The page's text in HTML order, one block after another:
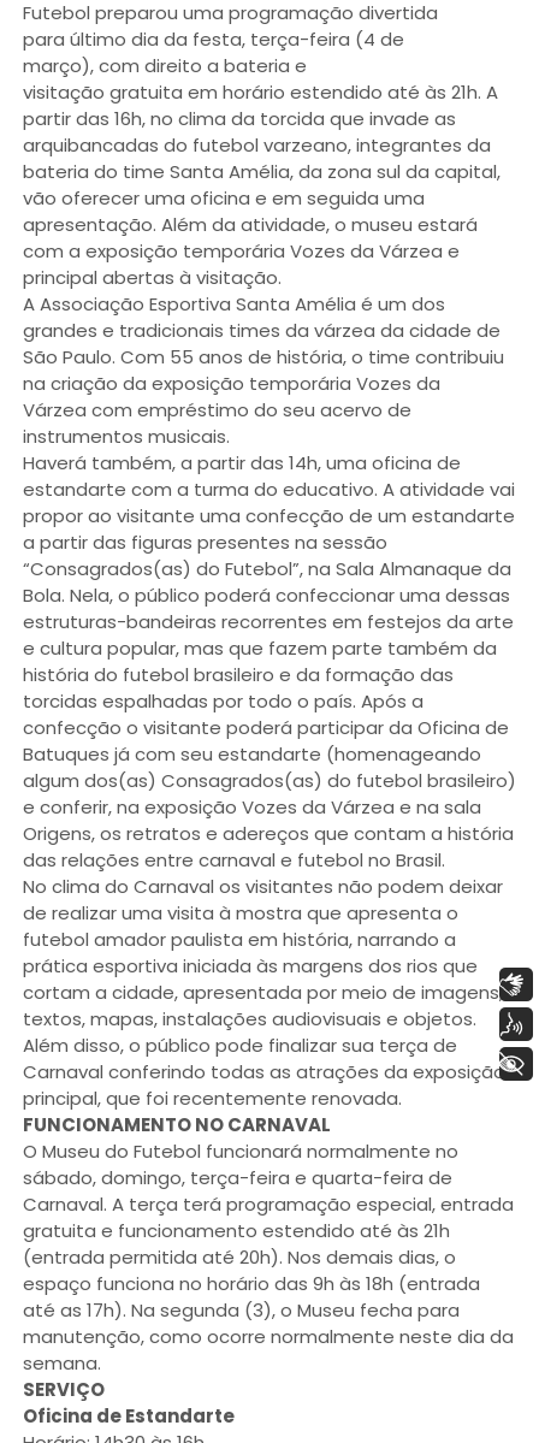
Futebol preparou uma programação divertida
para último dia da festa, terça-feira (4 de
março), com direito a bateria e
visitação gratuita em horário estendido até às 21h. A
partir das 16h, no clima da torcida que invade as
arquibancadas do futebol varzeano, integrantes da
bateria do time Santa Amélia, da zona sul da capital,
vão oferecer uma oficina e em seguida uma
apresentação. Além da atividade, o museu estará
com a exposição temporária Vozes da Várzea e
principal abertas à visitação.
A Associação Esportiva Santa Amélia é um dos
grandes e tradicionais times da várzea da cidade de
São Paulo. Com 55 anos de história, o time contribuiu
na criação da exposição temporária Vozes da
Várzea com empréstimo do seu acervo de
instrumentos musicais.
Haverá também, a partir das 14h, uma oficina de
estandarte com a turma do educativo. A atividade vai
propor ao visitante uma confecção de um estandarte
a partir das figuras presentes na sessão
“Consagrados(as) do Futebol”, na Sala Almanaque da
Bola. Nela, o público poderá confeccionar uma dessas
estruturas-bandeiras recorrentes em festejos da arte
e cultura popular, mas que fazem parte também da
história do futebol brasileiro e da formação das
torcidas espalhadas por todo o país. Após a
confecção o visitante poderá participar da Oficina de
Batuques já com seu estandarte (homenageando
algum dos(as) Consagrados(as) do futebol brasileiro)
e conferir, na exposição Vozes da Várzea e na sala
Origens, os retratos e adereços que contam a história
das relações entre carnaval e futebol no Brasil.
No clima do Carnaval os visitantes não podem deixar
de realizar uma visita à mostra que apresenta o
futebol amador paulista em história, narrando a
prática esportiva iniciada às margens dos rios que
cortam a cidade, apresentada por meio de imagens,
textos, mapas, instalações audiovisuais e objetos.
Além disso, o público pode finalizar sua terça de
Carnaval conferindo todas as atrações da exposição
principal, que foi recentemente renovada.
FUNCIONAMENTO NO CARNAVAL
O Museu do Futebol funcionará normalmente no
sábado, domingo, terça-feira e quarta-feira de
Carnaval. A terça terá programação especial, entrada
gratuita e funcionamento estendido até às 21h
(entrada permitida até 20h). Nos demais dias, o
espaço funciona no horário das 9h às 18h (entrada
até as 17h). Na segunda (3), o Museu fecha para
manutenção, como ocorre normalmente neste dia da
semana.
SERVIÇO
Oficina de Estandarte
Libras
Voz
+ Acessibilidade